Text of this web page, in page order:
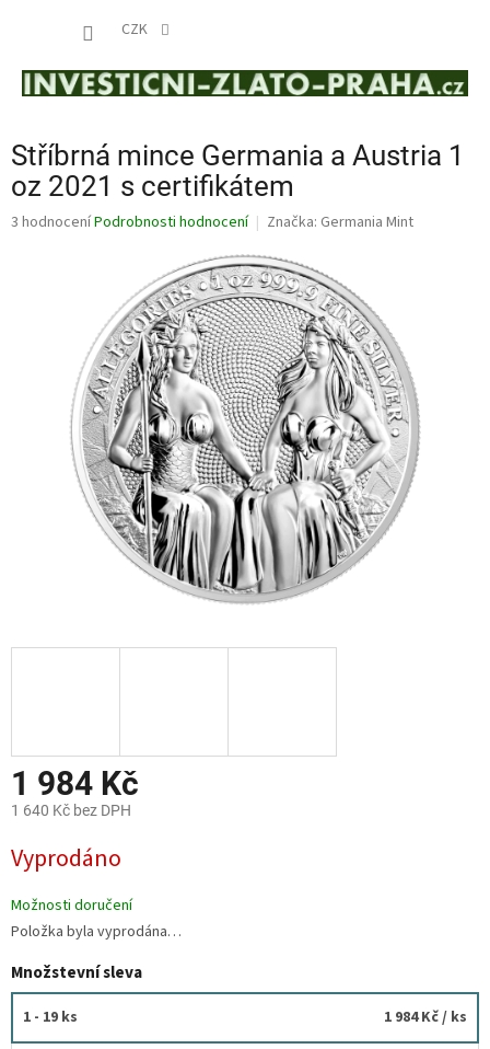
CZK
Stříbrná mince Germania a Austria 1
oz 2021 s certifikátem
Průměrné
hvězdiček.
3 hodnoceníPodrobnosti hodnocení Značka: Germania Mint
1 984 Kč
1 640 Kč bez DPH
cena:
Vyprodáno
Možnosti doručení
Položka byla vyprodána…
Množstevní sleva
1 - 19 ks 1 984 Kč/ ks